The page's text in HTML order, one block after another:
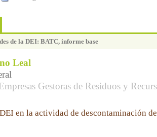
de la DEI: BATC, informe base
Leal
Gestoras de Residuos y
en la actividad de descontaminación